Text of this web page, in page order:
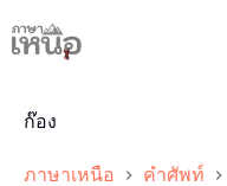
to
content
ก๊อง
ภาษาเหนือ คำศัพท์